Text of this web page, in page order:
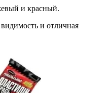
и красный.
и отличная